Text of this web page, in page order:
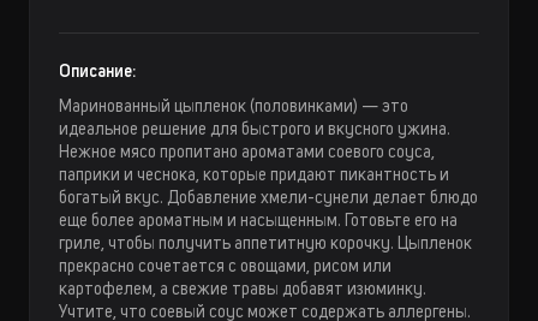
Описание:
Маринованный цыпленок (половинками) — это
идеальное решение для быстрого и вкусного ужина.
Нежное мясо пропитано ароматами соевого соуса,
паприки и чеснока, которые придают пикантность и
богатый вкус. Добавление хмели-сунели делает блюдо
еще более ароматным и насыщенным. Готовьте его на
гриле, чтобы получить аппетитную корочку. Цыпленок
прекрасно сочетается с овощами, рисом или
картофелем, а свежие травы добавят изюминку.
Учтите, что соевый соус может содержать аллергены.